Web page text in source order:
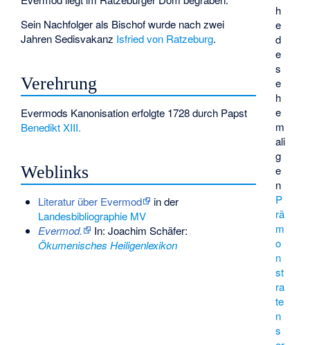
h
e
d
e
s
e
h
e
m
ali
g
e
n
P
rä
m
o
n
st
ra
te
n
s
Sein Nachfolger als Bischof wurde nach zwei
Jahren Sedisvakanz Isfried von Ratzeburg.
Verehrung
Evermods Kanonisation erfolgte 1728 durch Papst
Benedikt XIII.
Weblinks
Literatur über Evermod
in der
Landesbibliographie MV
Evermod.
In: Joachim Schäfer:
Ökumenisches Heiligenlexikon